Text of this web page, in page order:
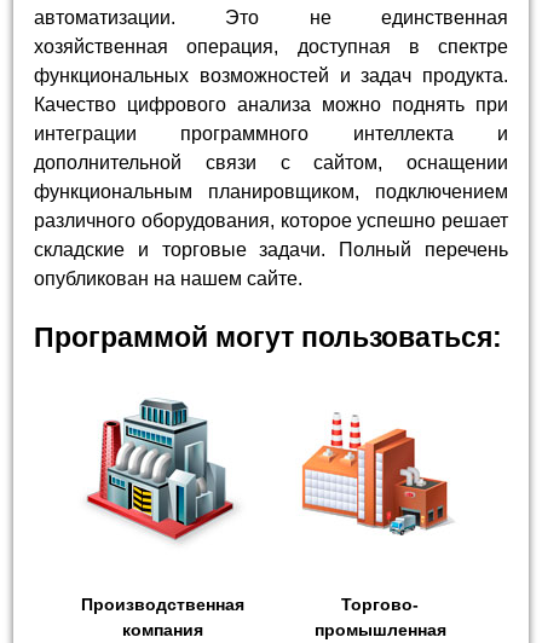
автоматизации. Это не единственная
хозяйственная операция, доступная в спектре
функциональных возможностей и задач продукта.
Качество цифрового анализа можно поднять при
интеграции программного интеллекта и
дополнительной связи с сайтом, оснащении
функциональным планировщиком, подключением
различного оборудования, которое успешно решает
складские и торговые задачи. Полный перечень
опубликован на нашем сайте.
Программой могут пользоваться:
Производственная
компания
Торгово-
промышленная